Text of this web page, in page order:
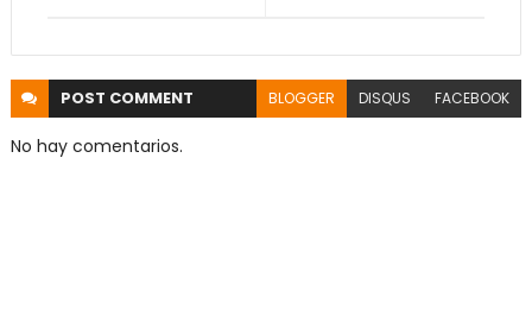
POST COMMENT BLOGGER DISQUS FACEBOOK
No hay comentarios.